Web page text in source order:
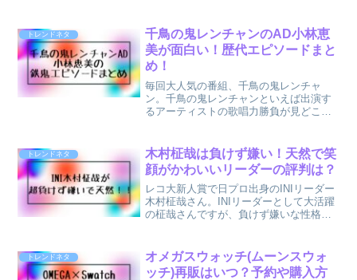
でもあの人たちは誰？とザワついていま
す(笑)そんなフリー...
トレンドネタ
千鳥の鬼レンチャンのAD小林恵
美が面白い！歴代エピソードまと
め！
毎回大人気の番組、千鳥の鬼レンチャ
ン。千鳥の鬼レンチャンといえば出演す
るアーティストの歌唱力勝負が見どころ
鬼レンチャン番組AD小林恵美さん！毎回
クセが強くてその存在感に...
トレンドネタ
木村柾哉は負けず嫌い！天然で笑
顔がかわいいリーダーの評判は？
レコ大新人賞で日プロ出身のINIリーダー
木村柾哉さん。INIリーダーとして大活躍
の柾哉さんですが、負けず嫌いな性格が
とは別に木村柾哉さんの笑顔と天然な性
格も人気の理由...
トレンドネタ
オメガスウォッチ(ムーンスウォ
ッチ)再販はいつ？予約や購入方